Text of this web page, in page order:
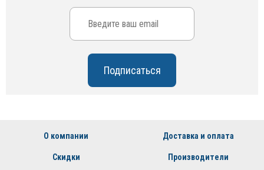
О компании Доставка и оплата
Скидки Производители